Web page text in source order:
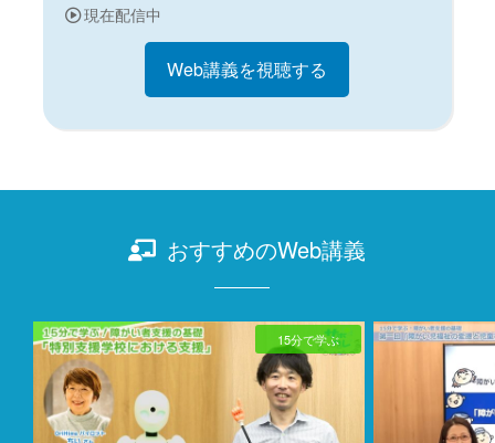
現在配信中
Web講義を視聴する
おすすめのWeb講義
15分で学ぶ